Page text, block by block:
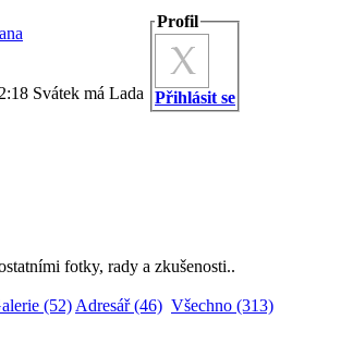
Svátek má Lada
Profil
Přihlásit se
fotky, rady a zkušenosti..
(52) Adresář (46) Všechno (313)